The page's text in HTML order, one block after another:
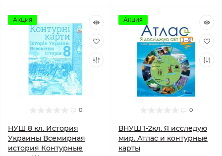
Акция
0
НУШ 8 кл. История
Украины Всемирная
история Контурные
Акция
0
ВНУШ 1-2кл. Я исследую
мир. Атлас и контурные
карты